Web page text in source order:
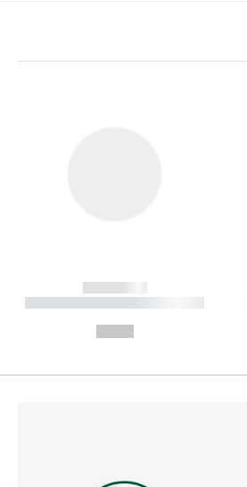
------------
----------- ----------- ----------